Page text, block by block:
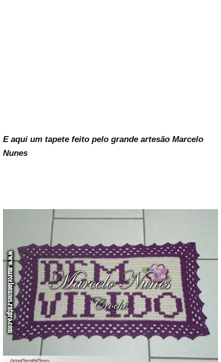
E aqui um tapete feito pelo grande artesão Marcelo
Nunes